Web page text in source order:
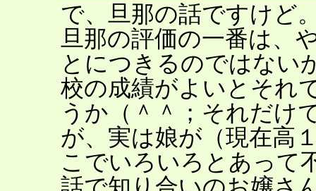
で、旦那の話ですけど
旦那の評価の一番は、
とにつきるのではない
校の成績がよいとそれ
うか（＾＾；それだけ
が、実は娘が（現在高
こでいろいろとあって